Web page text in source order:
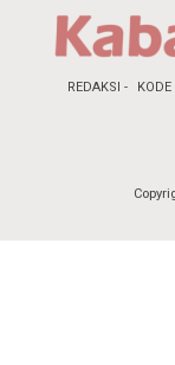
REDAKSI